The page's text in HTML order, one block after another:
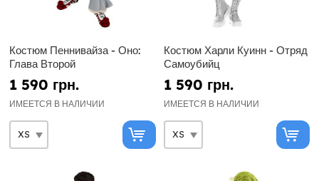
Костюм Пеннивайза - Оно:
Глава Второй
1 590 грн.
ИМЕЕТСЯ В НАЛИЧИИ
Костюм Харли Куинн - Отряд
Самоубийц
1 590 грн.
ИМЕЕТСЯ В НАЛИЧИИ